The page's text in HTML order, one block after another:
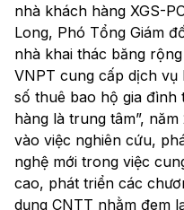
nhà khách hàng XGS-
Long, Phó Tổng Giám
nhà khai thác băng
VNPT cung cấp dịch
số thuê bao hộ gia đình
hàng là trung tâm”,
vào việc nghiên cứu,
nghệ mới trong việc
cao, phát triển các
dụng CNTT nhằm đem